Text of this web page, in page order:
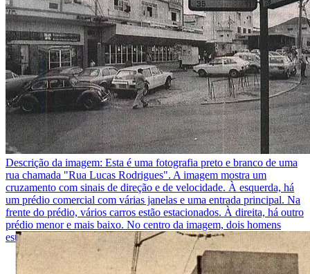
Descrição da imagem: Esta é uma fotografia preto e branco de uma
rua chamada "Rua Lucas Rodrigues". A imagem mostra um
cruzamento com sinais de direção e de velocidade. À esquerda, há
um prédio comercial com várias janelas e uma entrada principal. Na
frente do prédio, vários carros estão estacionados. À direita, há outro
prédio menor e mais baixo. No centro da imagem, dois homens
estão interagindo perto de um carro antigo.